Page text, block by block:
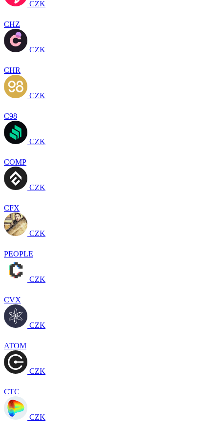
CZK
CHZ
CZK
CHR
CZK
C98
CZK
COMP
CZK
CFX
CZK
PEOPLE
CZK
CVX
CZK
ATOM
CZK
CTC
CZK